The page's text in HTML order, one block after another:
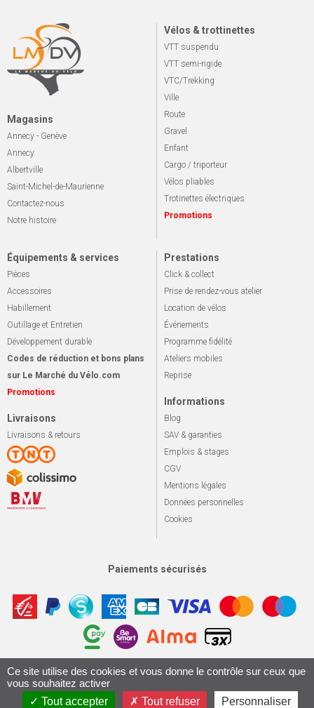
Magasins
Annecy - Genève
Annecy
Albertville
Saint-Michel-de-Maurienne
Contactez-nous
Notre histoire
Vélos & trottinettes
VTT suspendu
VTT semi-rigide
VTC/Trekking
Ville
Route
Gravel
Enfant
Cargo / triporteur
Vélos pliables
Trotinettes électriques
Promotions
Équipements & services
Pièces
Accessoires
Habillement
Outillage et Entretien
Développement durable
Codes de réduction et bons plans
sur Le Marché du Vélo.com
Promotions
Livraisons
Livraisons & retours
Prestations
Click & collect
Prise de rendez-vous atelier
Location de vélos
Événements
Programme fidélité
Ateliers mobiles
Reprise
Informations
Blog
SAV & garanties
Emplois & stages
CGV
Mentions légales
Données personnelles
Cookies
Paiements sécurisés
© 2026 Le marché du vélo Tous droits réservés. Apotekisto,
Conception & Réalisation 161.io
Ce site utilise des cookies et vous donne le contrôle sur ceux que
vous souhaitez activer
Tout accepter
Tout refuser Personnaliser